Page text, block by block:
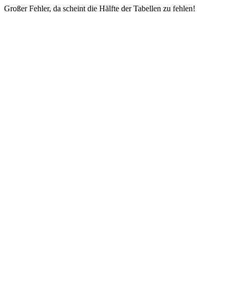
Großer Fehler, da scheint die Hälfte der Tabellen zu fehlen!